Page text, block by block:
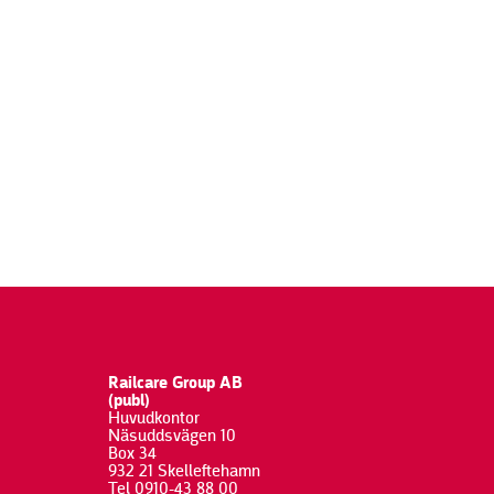
Railcare Group AB
(publ)
Huvudkontor
Näsuddsvägen 10
Box 34
932 21 Skelleftehamn
Tel 0910-43 88 00